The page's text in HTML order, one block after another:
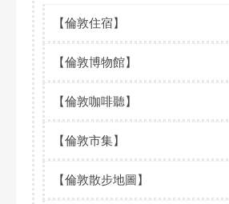
【倫敦住宿】
【倫敦博物館】
【倫敦咖啡聽】
【倫敦市集】
【倫敦散步地圖】